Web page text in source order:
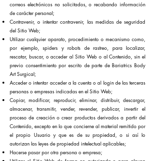
correos electrónicos no solicitados, o recabando información
de carácter personal;
Contravenir, o intentar contravenir, las medidas de seguridad
del Sitio Web;
Utilizar cualquier aparato, procedimiento o mecanismo como,
por ejemplo, spiders y robots de rastreo, para localizar,
rescatar, buscar, o acceder al Sitio Web o al Contenido, sin el
previo consentimiento por escrito de parte de Bariatrics Body
Art Surgical;
Acceder o intentar acceder a la cuenta o al login de las terceras
personas o empresas indicadas en el Sitio Web;
Copiar, modificar, reproducir, eliminar, distribuir, descargar,
almacenar, transmitir, vender, revender, publicar, invertir el
proceso de creación o crear productos derivados a partir del
Contenido, excepto en lo que concierne al material remitido por
el propio Usuario y que es de su propiedad, o si así lo
autorizan las leyes de propiedad intelectual aplicables;
Hacerse pasar por otra persona o empresa;